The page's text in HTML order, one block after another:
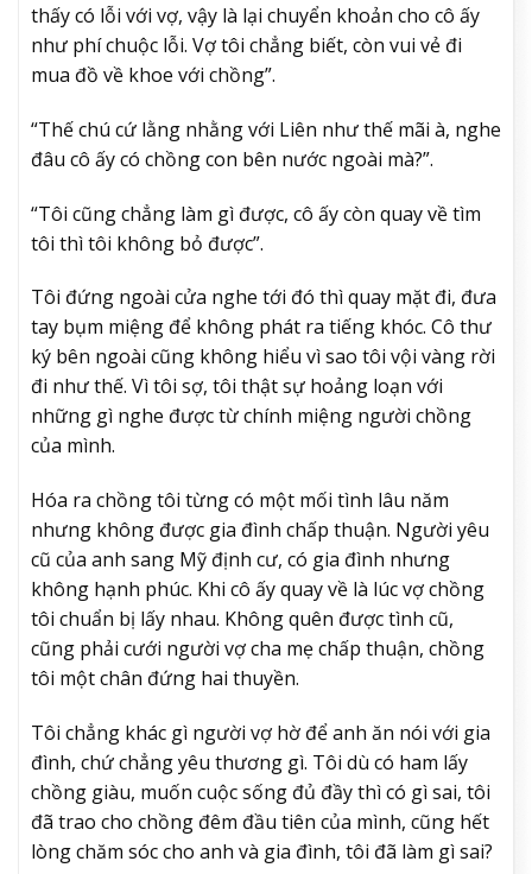
thấy có lỗi với vợ, vậy là lại chuyển khoản cho cô ấy
như phí chuộc lỗi. Vợ tôi chẳng biết, còn vui vẻ đi
mua đồ về khoe với chồng”.
“Thế chú cứ lằng nhằng với Liên như thế mãi à, nghe
đâu cô ấy có chồng con bên nước ngoài mà?”.
“Tôi cũng chẳng làm gì được, cô ấy còn quay về tìm
tôi thì tôi không bỏ được”.
Tôi đứng ngoài cửa nghe tới đó thì quay mặt đi, đưa
tay bụm miệng để không phát ra tiếng khóc. Cô thư
ký bên ngoài cũng không hiểu vì sao tôi vội vàng rời
đi như thế. Vì tôi sợ, tôi thật sự hoảng loạn với
những gì nghe được từ chính miệng người chồng
của mình.
Hóa ra chồng tôi từng có một mối tình lâu năm
nhưng không được gia đình chấp thuận. Người yêu
cũ của anh sang Mỹ định cư, có gia đình nhưng
không hạnh phúc. Khi cô ấy quay về là lúc vợ chồng
tôi chuẩn bị lấy nhau. Không quên được tình cũ,
cũng phải cưới người vợ cha mẹ chấp thuận, chồng
tôi một chân đứng hai thuyền.
Tôi chẳng khác gì người vợ hờ để anh ăn nói với gia
đình, chứ chẳng yêu thương gì. Tôi dù có ham lấy
chồng giàu, muốn cuộc sống đủ đầy thì có gì sai, tôi
đã trao cho chồng đêm đầu tiên của mình, cũng hết
lòng chăm sóc cho anh và gia đình, tôi đã làm gì sai?